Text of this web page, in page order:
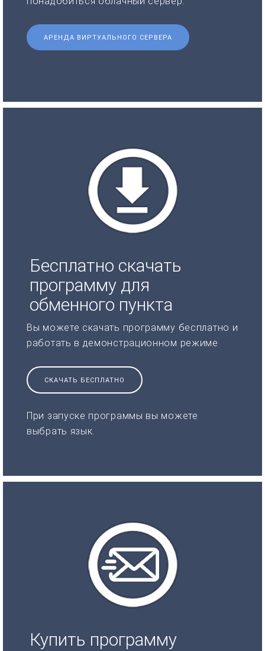
АРЕНДА ВИРТУАЛЬНОГО СЕРВЕРА
Бесплатно скачать
программу для
обменного пункта
Вы можете скачать программу бесплатно и
работать в демонстрационном режиме
СКАЧАТЬ БЕСПЛАТНО
При запуске программы вы можете
выбрать язык.
Купить программу